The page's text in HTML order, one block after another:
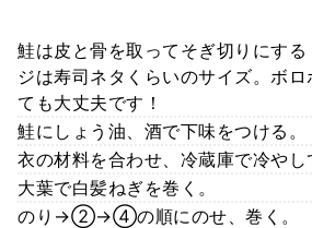
鮭は皮と骨を取ってそぎ切りにす
ジは寿司ネタくらいのサイズ。ボ
ても大丈夫です！
鮭にしょう油、酒で下味をつける。
衣の材料を合わせ、冷蔵庫で冷やし
大葉で白髪ねぎを巻く。
のり→②→④の順にのせ、巻く。